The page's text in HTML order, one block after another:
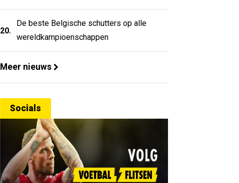
20.
De beste Belgische schutters op alle
wereldkampioenschappen
Meer nieuws
Socials